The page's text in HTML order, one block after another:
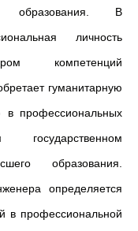
образования. В
личность
компетенций
гуманитарную
в профессиональных
образования.
определяется
в профессиональной